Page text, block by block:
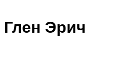
Глен Эрич